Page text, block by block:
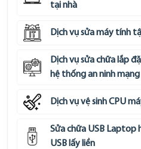
tại nhà
Dịch vụ sửa máy tính
Dịch vụ sửa chữa lắp
hệ thống an ninh mạng
Dịch vụ vệ sinh CPU
Sửa chữa USB Laptop
USB lấy liền